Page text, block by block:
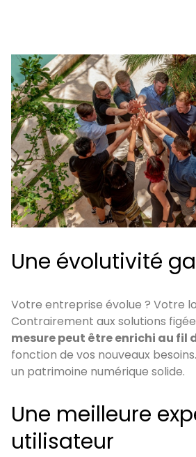
Une évolutivité
Votre entreprise évolue ? Votre
Contrairement aux solutions
mesure peut être enrichi au fil
fonction de vos nouveaux
un patrimoine numérique solide.
Une meilleure
utilisateur